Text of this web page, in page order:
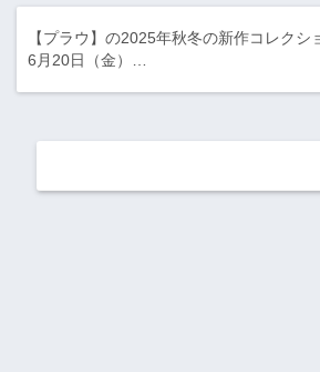
【プラウ】の2025年秋冬の新作コレクシ
6月20日（金）…